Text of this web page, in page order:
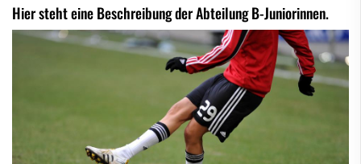
Hier steht eine Beschreibung der Abteilung B-Juniorinnen.